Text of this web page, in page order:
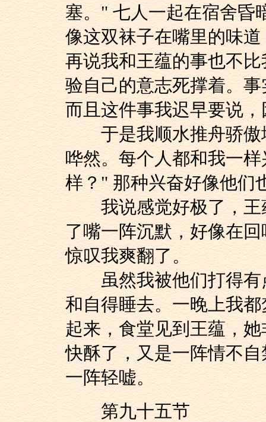
塞。" 七人一起在宿舍昏
像这双袜子在嘴里的味
再说我和王蕴的事也不
验自己的意志死撑着。
而且这件事我迟早要说
于是我顺水推舟骄傲
哗然。每个人都和我一
样？" 那种兴奋好像他们
我说感觉好极了，王
了嘴一阵沉默，好像在
惊叹我爽翻了。
虽然我被他们打得有
和自得睡去。一晚上我
起来，食堂见到王蕴，
快酥了，又是一阵情不
一阵轻嘘。
第九十五节